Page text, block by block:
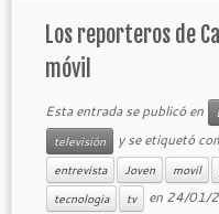
Los reporteros de
móvil
Esta entrada se publicó en
televisión
y se etiquetó
entrevista
Joven movil
tecnologia
tv en 24/01/